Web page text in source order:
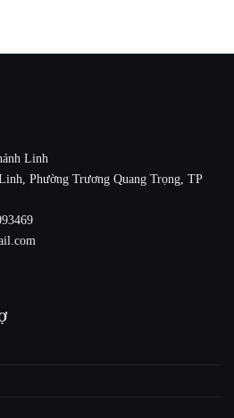
Linh
Phường Trương Quang Trọng, TP